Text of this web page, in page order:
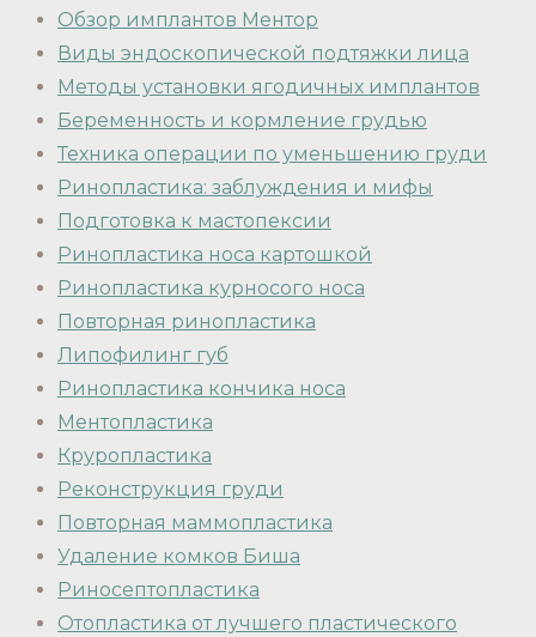
Обзор имплантов Ментор
Виды эндоскопической подтяжки лица
Методы установки ягодичных имплантов
Беременность и кормление грудью
Техника операции по уменьшению груди
Ринопластика: заблуждения и мифы
Подготовка к мастопексии
Ринопластика носа картошкой
Ринопластика курносого носа
Повторная ринопластика
Липофилинг губ
Ринопластика кончика носа
Ментопластика
Круропластика
Реконструкция груди
Повторная маммопластика
Удаление комков Биша
Риносептопластика
Отопластика от лучшего пластического